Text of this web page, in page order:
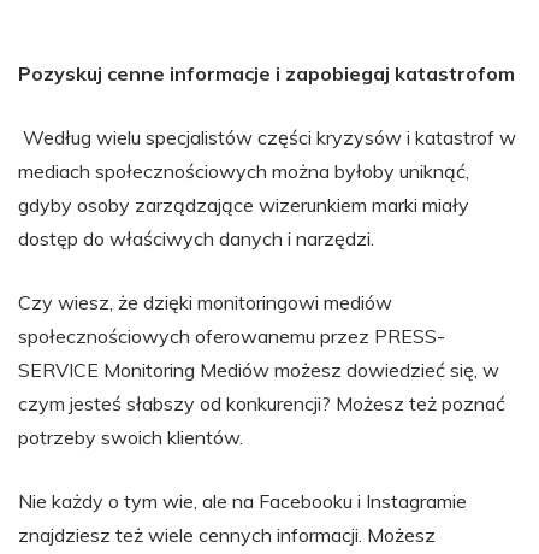
Pozyskuj cenne informacje i zapobiegaj katastrofom
Według wielu specjalistów części kryzysów i katastrof w
mediach społecznościowych można byłoby uniknąć,
gdyby osoby zarządzające wizerunkiem marki miały
dostęp do właściwych danych i narzędzi.
Czy wiesz, że dzięki monitoringowi mediów
społecznościowych oferowanemu przez PRESS-
SERVICE Monitoring Mediów możesz dowiedzieć się, w
czym jesteś słabszy od konkurencji? Możesz też poznać
potrzeby swoich klientów.
Nie każdy o tym wie, ale na Facebooku i Instagramie
znajdziesz też wiele cennych informacji. Możesz